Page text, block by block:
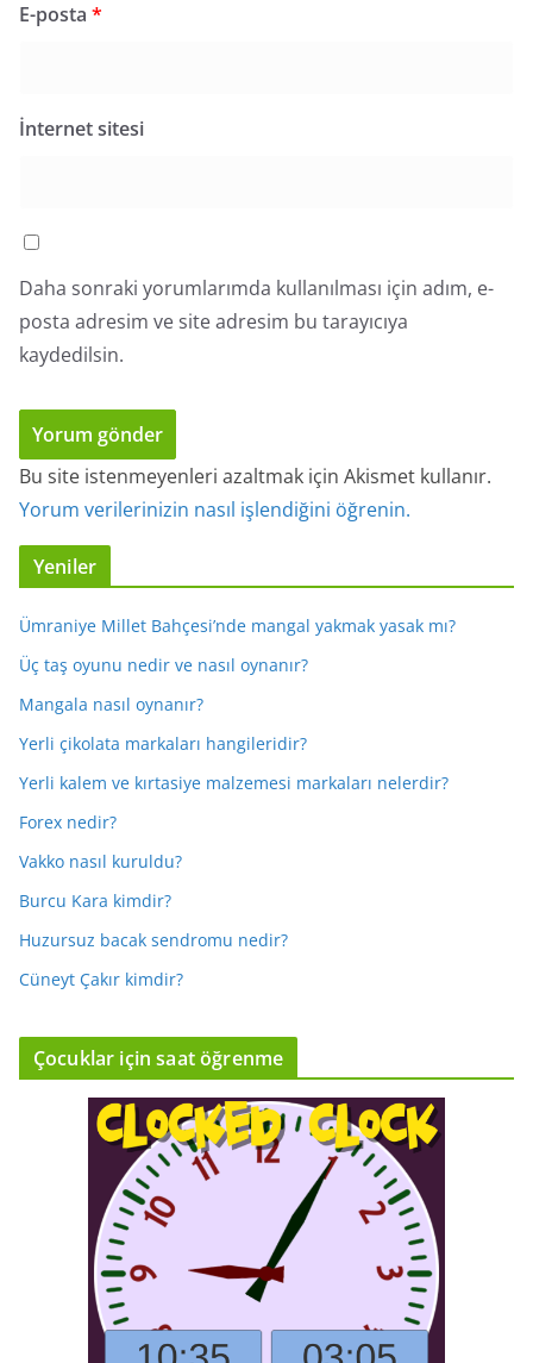
E-posta *
İnternet sitesi
Daha sonraki yorumlarımda kullanılması için adım, e-
posta adresim ve site adresim bu tarayıcıya
kaydedilsin.
Bu site istenmeyenleri azaltmak için Akismet kullanır.
Yorum verilerinizin nasıl işlendiğini öğrenin.
Yeniler
Ümraniye Millet Bahçesi’nde mangal yakmak yasak mı?
Üç taş oyunu nedir ve nasıl oynanır?
Mangala nasıl oynanır?
Yerli çikolata markaları hangileridir?
Yerli kalem ve kırtasiye malzemesi markaları nelerdir?
Forex nedir?
Vakko nasıl kuruldu?
Burcu Kara kimdir?
Huzursuz bacak sendromu nedir?
Cüneyt Çakır kimdir?
Çocuklar için saat öğrenme